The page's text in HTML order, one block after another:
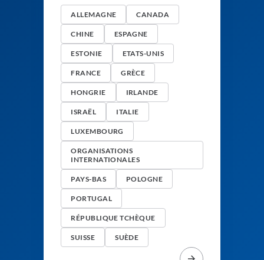
ALLEMAGNE CANADA
CHINE ESPAGNE
ESTONIE ETATS-UNIS
FRANCE GRÈCE
HONGRIE IRLANDE
ISRAËL ITALIE
LUXEMBOURG
ORGANISATIONS
INTERNATIONALES
PAYS-BAS POLOGNE
PORTUGAL
RÉPUBLIQUE TCHÈQUE
SUISSE SUÈDE